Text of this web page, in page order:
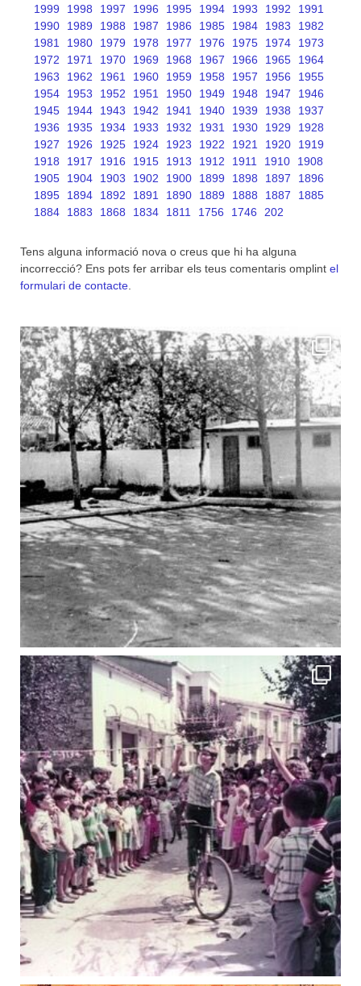
1999
1998 1997 1996 1995 1994 1993 1992
1991
1990
1989 1988 1987 1986 1985 1984 1983
1982
1981
1980 1979 1978 1977 1976 1975 1974
1973
1972
1971 1970 1969 1968 1967 1966 1965
1964
1963
1962 1961 1960 1959 1958 1957 1956
1955
1954
1953 1952 1951 1950 1949 1948 1947
1946
1945
1944 1943 1942 1941 1940 1939 1938
1937
1936
1935 1934 1933 1932 1931 1930 1929
1928
1927
1926 1925 1924 1923 1922 1921 1920
1919
1918
1917 1916 1915 1913 1912 1911 1910
1908
1905
1904 1903 1902 1900 1899 1898 1897
1896
1895
1894 1892 1891 1890 1889 1888 1887
1885
1884
1883 1868 1834 1811 1756 1746 202
Tens alguna informació nova o creus que hi ha alguna
incorrecció? Ens pots fer arribar els teus comentaris omplint el
formulari de contacte